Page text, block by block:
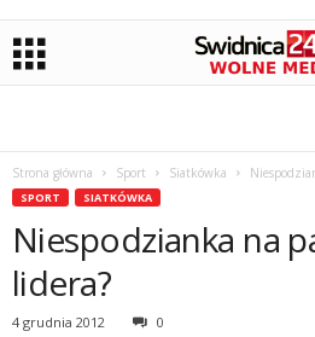
Strona główna Sport Siatkówka
SPORT SIATKÓWKA
Niespodzianka na
lidera?
4 grudnia 2012 0